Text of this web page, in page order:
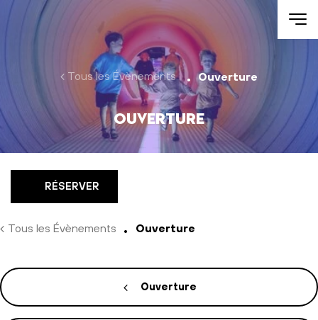
Aller au contenu
Tous les Évènements Ouverture
Ouverture
RÉSERVER
Tous les Évènements Ouverture
Ouverture